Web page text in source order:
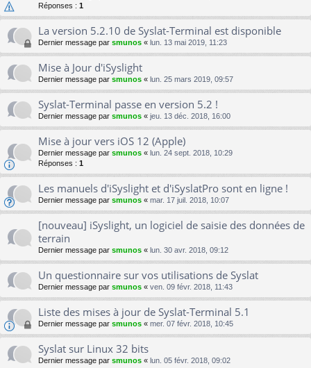
Réponses : 1
La version 5.2.10 de Syslat-Terminal est disponible
Dernier message par smunos « lun. 13 mai 2019, 11:23
Mise à Jour d'iSyslight
Dernier message par smunos « lun. 25 mars 2019, 09:57
Syslat-Terminal passe en version 5.2 !
Dernier message par smunos « jeu. 13 déc. 2018, 16:00
Mise à jour vers iOS 12 (Apple)
Dernier message par smunos « lun. 24 sept. 2018, 10:29
Réponses : 1
Les manuels d'iSyslight et d'iSyslatPro sont en ligne !
Dernier message par smunos « mar. 17 juil. 2018, 10:07
[nouveau] iSyslight, un logiciel de saisie des données de
terrain
Dernier message par smunos « lun. 30 avr. 2018, 09:12
Un questionnaire sur vos utilisations de Syslat
Dernier message par smunos « ven. 09 févr. 2018, 11:43
Liste des mises à jour de Syslat-Terminal 5.1
Dernier message par smunos « mer. 07 févr. 2018, 10:45
Syslat sur Linux 32 bits
Dernier message par smunos « lun. 05 févr. 2018, 09:02